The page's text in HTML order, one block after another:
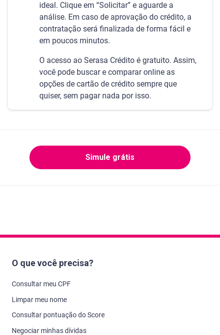
ideal. Clique em “Solicitar” e aguarde a
análise. Em caso de aprovação do crédito, a
contratação será finalizada de forma fácil e
em poucos minutos.
O acesso ao Serasa Crédito é gratuito. Assim,
você pode buscar e comparar online as
opções de cartão de crédito sempre que
quiser, sem pagar nada por isso.
Simule grátis
O que você precisa?
Consultar meu CPF
Limpar meu nome
Consultar pontuação do Score
Negociar minhas dívidas